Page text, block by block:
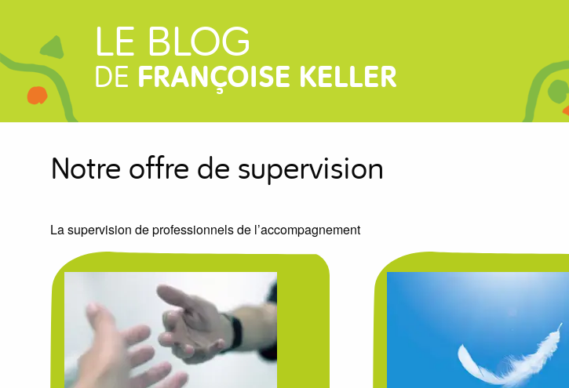
LE BLOG
DE FRANÇOISE KELLER
Notre offre de supervision
La supervision de professionnels de l’accompagnement